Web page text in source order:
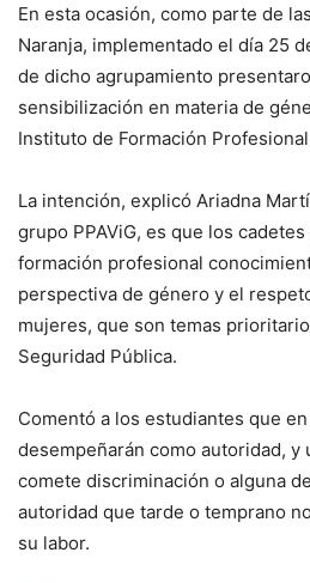
En esta ocasión, como parte de
Naranja, implementado el día 25
de dicho agrupamiento
sensibilización en materia de
Instituto de Formación
La intención, explicó Ariadna
grupo PPAViG, es que los
formación profesional
perspectiva de género y el
mujeres, que son temas
Seguridad Pública.
Comentó a los estudiantes que
desempeñarán como autoridad, y
comete discriminación o alguna
autoridad que tarde o temprano
su labor.